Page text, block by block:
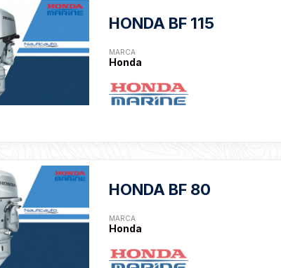
HONDA BF 115
MARCA
Honda
HONDA BF 80
MARCA
Honda